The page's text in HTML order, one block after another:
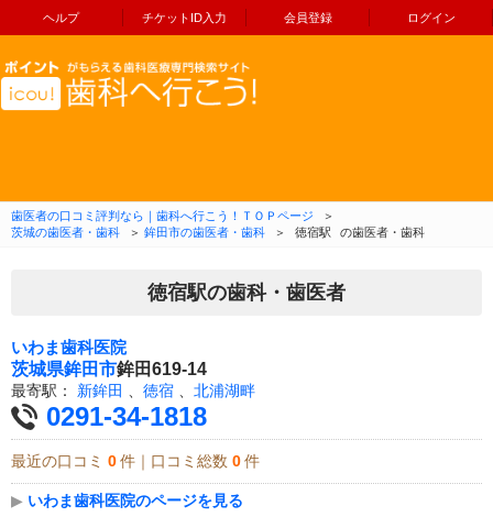
ヘルプ チケットID入力 会員登録 ログイン
コンテンツへ移動
歯医者の口コミ評判なら｜歯科へ行こう！ＴＯＰページ
＞
茨城の歯医者・歯科
＞ 鉾田市の歯医者・歯科 ＞ 徳宿駅 の歯医者・歯科
徳宿駅の歯科・歯医者
いわま歯科医院
茨城県鉾田市鉾田619-14
最寄駅： 新鉾田 徳宿 北浦湖畔
0291-34-1818
最近の口コミ 0 件｜口コミ総数 0 件
▶ いわま歯科医院のページを見る